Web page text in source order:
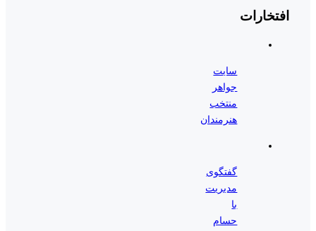
افتخارات
سایت
جواهر
منتخب
هنرمندان
گفتگوی
مدیریت
با
حسام